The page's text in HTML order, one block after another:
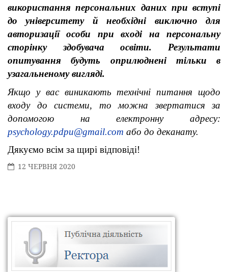
використання персональних даних при вступі
до університету й необхідні виключно для
авторизації особи при вході на персональну
сторінку здобувача освіти. Результати
опитування будуть оприлюднені тільки в
узагальненому вигляді.
Якщо у вас виникають технічні питання щодо
входу до системи, то можна звертатися за
допомогою на електронну адресу:
psychology.pdpu@gmail.com або до деканату.
Дякуємо всім за щирі відповіді!
12 ЧЕРВНЯ 2020